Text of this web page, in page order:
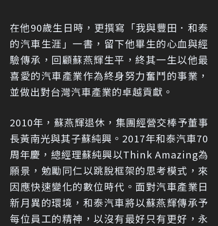
在他90歲生日時，更撰寫「我與豐田．和泰
的汽車生涯」一書，留下他畢生的心血與經
驗傳承，回顧蘇燕輝生平，終其一生以他最
喜愛的汽車產業作為終身努力奮鬥的事業，
並做出對台灣汽車產業的卓越貢獻。
2010年，蘇燕輝退休，集團經營交棒予董事
長黃南光與其子蘇純興。2017年和泰汽車70
周年慶，總經理蘇純興以Think Amazing為
願景，勉勵同仁以跳脫框架的思考模式，來
因應快速變化的數位時代。面對汽車產業日
新月異的環境，和泰汽車將以蘇燕輝傳承予
每位員工的精神，以沒有最好只有更好，永